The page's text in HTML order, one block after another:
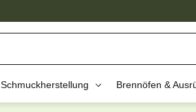
Schmuckherstellung Brennöfen &